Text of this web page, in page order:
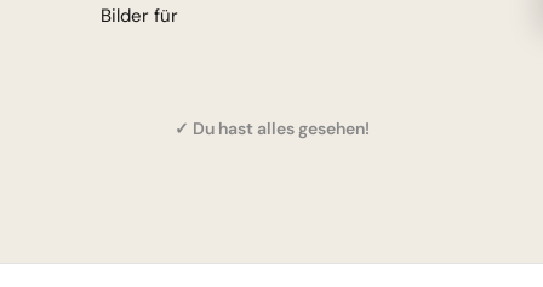
Bilder für
✓ Du hast alles gesehen!